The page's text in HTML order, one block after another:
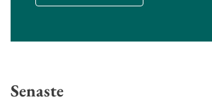
Senaste